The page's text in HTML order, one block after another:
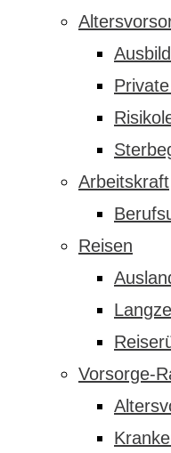
Arbeitskraft
Reisen
Vorsorge-